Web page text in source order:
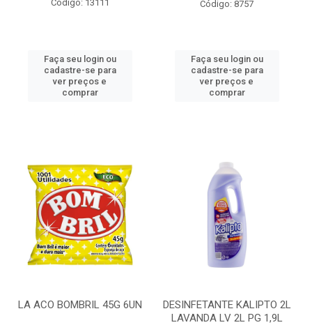
Código: 13111
Faça seu login ou
cadastre-se para
ver preços e
comprar
Código: 8757
Faça seu login ou
cadastre-se para
ver preços e
comprar
LA ACO BOMBRIL 45G 6UN
DESINFETANTE KALIPTO 2L
LAVANDA LV 2L PG 1,9L